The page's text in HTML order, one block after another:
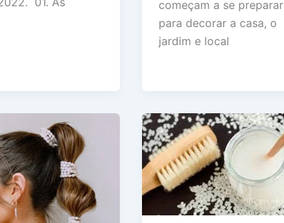
começam a se preparar
para decorar a casa, o
jardim e local